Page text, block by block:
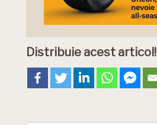
Distribuie acest articol!